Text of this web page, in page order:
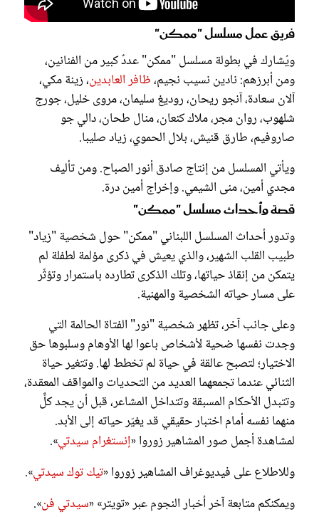
فريق عمل مسلسل "ممكن"
ويُشارك في بطولة مسلسل "ممكن" عددٌ كبير من الفنانين،
ومن أبرزهم: نادين نسيب نجيم،ظافر العابدين، زينة مكي،
آلان سعادة، آنجو ريحان، روديغ سليمان، مروى خليل، جورج
شلهوب، روان مجر، ملاك كنعان، منال طحان، دالي جو
صاروفيم، طارق قنيش، بلال الحموي، زياد صليبا.
ويأتي المسلسل من إنتاج صادق أنور الصباح. ومن تأليف
مجدي أمين، منى الشيمي. وإخراج أمين درة.
قصة وأحداث مسلسل "ممكن"
وتدور أحداث المسلسل اللبناني "ممكن" حول شخصية "زياد"
طبيب القلب الشهير، والذي يعيش في ذكرى مؤلمة لطفلة لم
يتمكن من إنقاذ حياتها، وتلك الذكرى تطارده باستمرار وتؤثّر
على مسار حياته الشخصية والمهنية.
وعلى جانب آخر، تظهر شخصية "نور" الفتاة الحالمة التي
وجدت نفسها ضحية لأشخاص باعوا لها الأوهام وسلبوها حق
الاختيار؛ لتصبح عالقة في حياة لم تخطط لها. وتتغير حياة
الثنائي عندما تجمعهما العديد من التحديات والمواقف المعقدة،
وتتبدل الأحكام المسبقة وتتداخل المشاعر، قبل أن يجد كلٌّ
منهما نفسه أمام اختبار حقيقي قد يغيّر حياته إلى الأبد.
لمشاهدة أجمل صور المشاهير زوروا «إنستغرام سيدتي».
وللاطلاع على فيديوغراف المشاهير زوروا «تيك توك سيدتي».
ويمكنكم متابعة آخر أخبار النجوم عبر «تويتر» «سيدتي فن».